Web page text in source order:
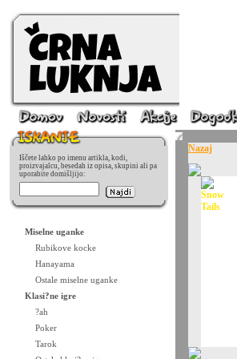
Iščete lahko po imenu artikla, kodi,
proizvajalcu, besedah iz opisa, skupini ali pa
uporabite domišljijo:
Miselne uganke
Rubikove kocke
Hanayama
Ostale miselne uganke
Klasi?ne igre
?ah
Poker
Tarok
Nazaj